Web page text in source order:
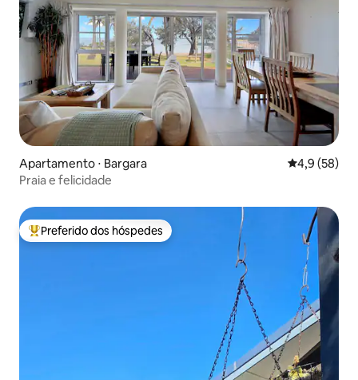
Apartamento ⋅ Bargara 4,9 de uma
4,9 (58)
Praia e felicidade
Entre os melhores preferidos dos hóspedes
Preferido dos hóspedes